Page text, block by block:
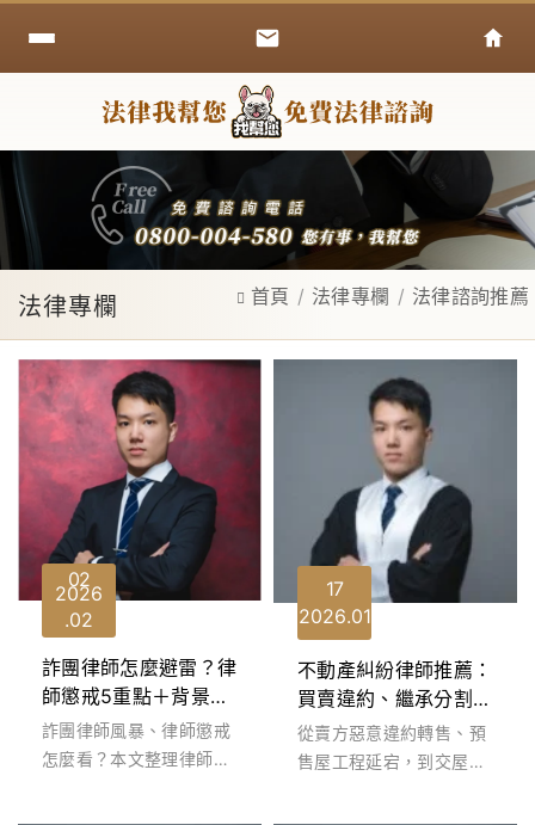
法律專欄 首頁 法律專欄 法律諮詢推薦
02
02
2026
詐團律師怎麼避雷？律
師懲戒5重點＋背景查
詢3步驟
詐團律師風暴、律師懲戒
怎麼看？本文整理律師法
17
01
2026
不動產糾紛律師推薦：
買賣違約、繼承分割與
瑕疵求償，專家教你守
護資產
從賣方惡意違約轉售、預
售屋工程延宕，到交屋後